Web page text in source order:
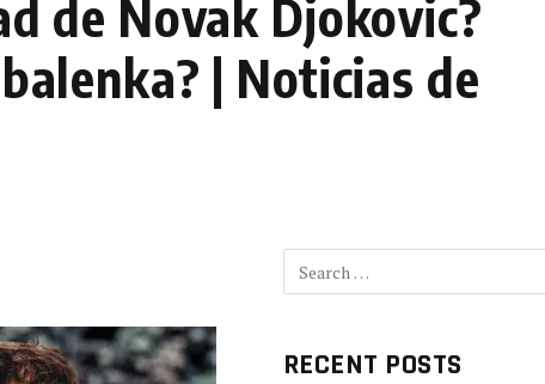
de Novak Djokovic?
| Noticias de
RECENT POSTS